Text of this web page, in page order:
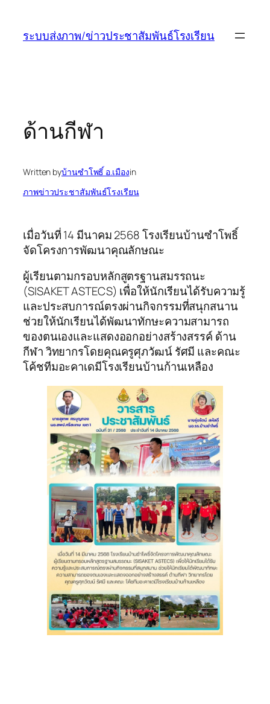
ระบบส่งภาพ/ข่าวประชาสัมพันธ์โรงเรียน
ด้านกีฬา
Written byบ้านซำโพธิ์ อ.เมืองin
ภาพข่าวประชาสัมพันธ์โรงเรียน
เมื่อวันที่ 14 มีนาคม 2568 โรงเรียนบ้านซำโพธิ์
จัดโครงการพัฒนาคุณลักษณะ
ผู้เรียนตามกรอบหลักสูตรฐานสมรรถนะ
(SISAKET ASTECS) เพื่อให้นักเรียนได้รับความรู้
และประสบการณ์ตรงผ่านกิจกรรมที่สนุกสนาน
ช่วยให้นักเรียนได้พัฒนาทักษะความสามารถ
ของตนเองและแสดงออกอย่างสร้างสรรค์ ด้าน
กีฬา วิทยากรโดยคุณครูศุภวัฒน์ รัศมี และคณะ
โค้ชทีมอะคาเดมีโรงเรียนบ้านก้านเหลือง